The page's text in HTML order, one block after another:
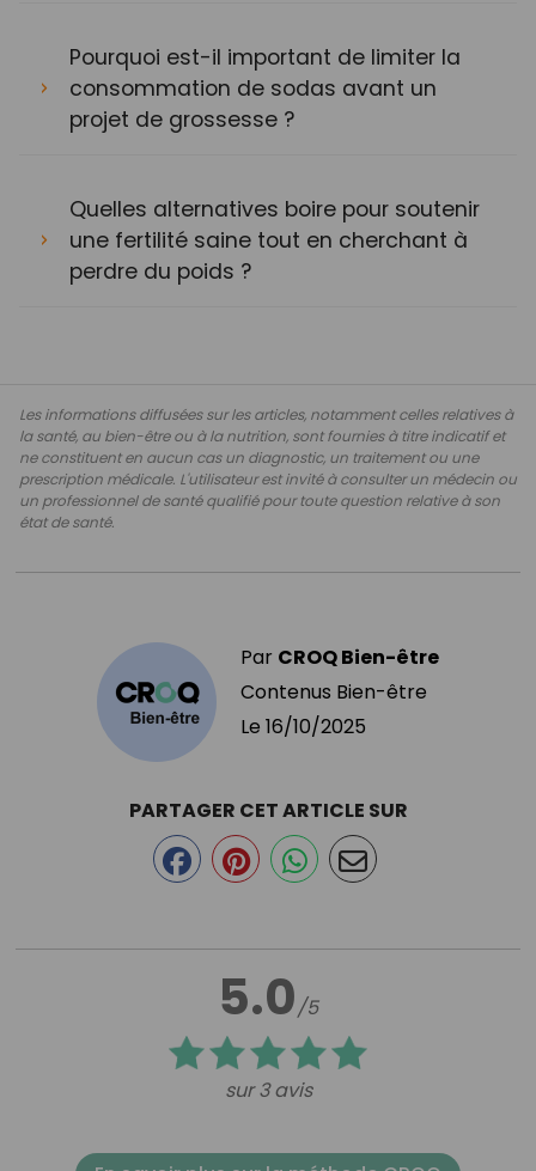
Pourquoi est-il important de limiter la
consommation de sodas avant un
projet de grossesse ?
Quelles alternatives boire pour soutenir
une fertilité saine tout en cherchant à
perdre du poids ?
Les informations diffusées sur les articles, notamment celles relatives à
la santé, au bien-être ou à la nutrition, sont fournies à titre indicatif et
ne constituent en aucun cas un diagnostic, un traitement ou une
prescription médicale. L'utilisateur est invité à consulter un médecin ou
un professionnel de santé qualifié pour toute question relative à son
état de santé.
Par CROQ Bien-être
Contenus Bien-être
Le 16/10/2025
5.0/5
sur 3 avis
PARTAGER CET ARTICLE SUR